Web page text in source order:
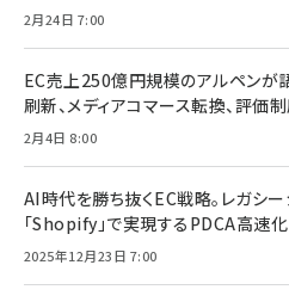
2月24日 7:00
EC売上250億円規模のアルペンが
刷新、メディアコマース転換、評価
2月4日 8:00
AI時代を勝ち抜くEC戦略。レガシー
「Shopify」で実現するPDCA高速化
2025年12月23日 7:00